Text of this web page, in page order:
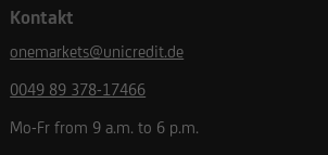
Kontakt
onemarkets@unicredit.de
0049 89 378-17466
Mo-Fr from 9 a.m. to 6 p.m.